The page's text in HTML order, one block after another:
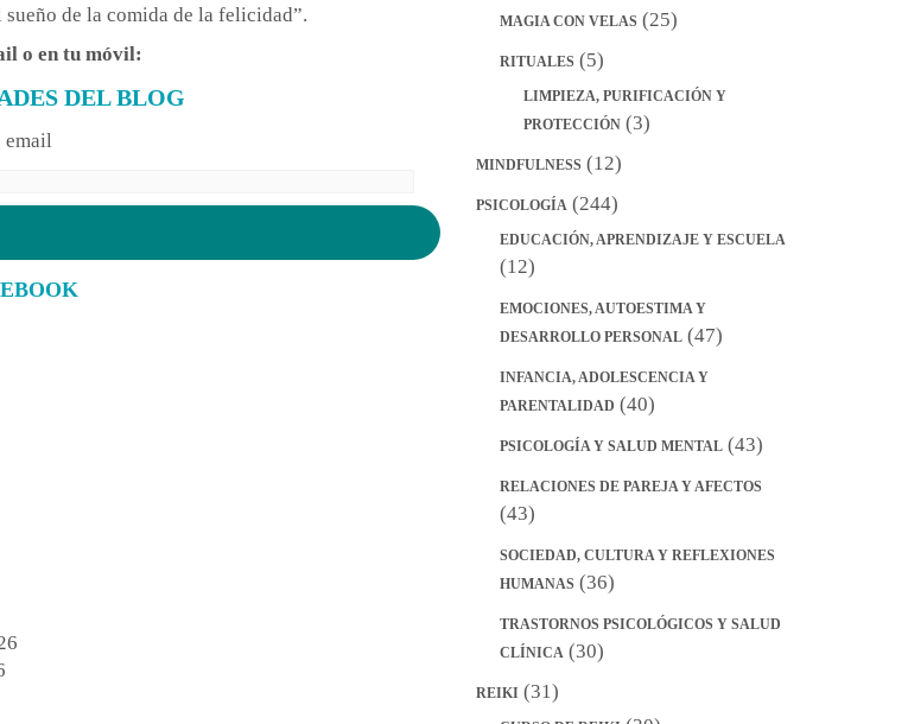
de la comida de la felicidad”.
o en tu móvil:
DEL BLOG
email
MAGIA CON VELAS (25)
RITUALES (5)
LIMPIEZA, PURIFICACIÓN Y
PROTECCIÓN(3)
MINDFULNESS (12)
PSICOLOGÍA(244)
EDUCACIÓN, APRENDIZAJE Y ESCUELA
(12)
EMOCIONES, AUTOESTIMA Y
DESARROLLO PERSONAL(47)
INFANCIA, ADOLESCENCIA Y
PARENTALIDAD (40)
PSICOLOGÍA Y SALUD MENTAL(43)
RELACIONES DE PAREJA Y AFECTOS
(43)
SOCIEDAD, CULTURA Y REFLEXIONES
HUMANAS (36)
TRASTORNOS PSICOLÓGICOS Y SALUD
CLÍNICA(30)
REIKI (31)